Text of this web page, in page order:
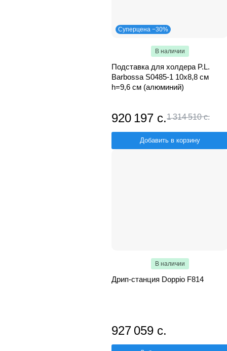
Суперцена −30%
В наличии
Подставка для холдера P.L.
Barbossa S0485-1 10х8,8 см
h=9,6 см (алюминий)
920 197 с.1 314 510 с.
Добавить в корзину
В наличии
Дрип-станция Doppio F814
927 059 с.